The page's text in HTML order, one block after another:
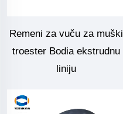
Remeni za vuču za muški
troester Bodia ekstrudnu
liniju